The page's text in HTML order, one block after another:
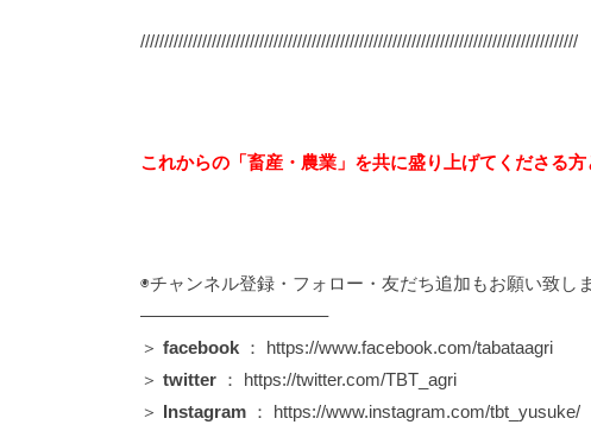
////////////////////////////////////////////////////////////////////////////////////////////
これからの「畜産・農業」を共に盛り上げてくださる
◉チャンネル登録・フォロー・友だち追加もお願い致し
——————————–
＞ facebook ： https://www.facebook.com/tabataagri
＞ twitter ： https://twitter.com/TBT_agri
＞ Instagram ： https://www.instagram.com/tbt_yusuke/